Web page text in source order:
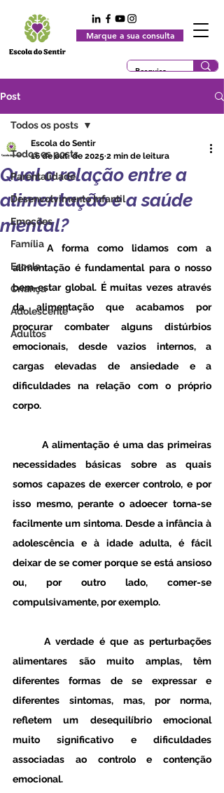
Marque a sua consulta
Post
Todos os posts
Parentalidade
Desenvolvimento Infantil
Emoções
Família
Escola
Criança
Adolescente
Adultos
Todos os posts
Qual a relação entre a
alimentação e a saúde
mental?
Escola do Sentir
16 de out. de 2025 2 min de leitura
	A forma como lidamos com a
alimentação é fundamental para o nosso
bem-estar global. É muitas vezes através
da alimentação que acabamos por
procurar combater alguns distúrbios
emocionais, desde vazios internos, a
cargas elevadas de ansiedade e a
dificuldades na relação com o próprio
corpo.
	A alimentação é uma das primeiras
necessidades básicas sobre as quais
somos capazes de exercer controlo, e por
isso mesmo, perante o adoecer torna-se
facilmente um sintoma. Desde a infância à
adolescência e à idade adulta, é fácil
deixar de se comer porque se está ansioso
ou, por outro lado, comer-se
compulsivamente, por exemplo.
alimentares são muito amplas, têm
diferentes formas de se expressar e
diferentes sintomas, mas, por norma,
refletem um desequilíbrio emocional
muito significativo e dificuldades
associadas ao controlo e contenção
emocional.